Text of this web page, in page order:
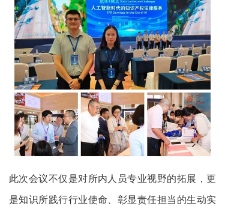
此次会议不仅是对所内人员专业视野的拓展，更
是知识所践行行业使命、彰显责任担当的生动实